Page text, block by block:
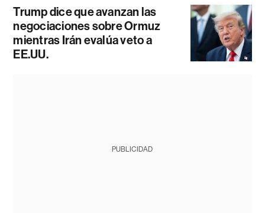
Trump dice que avanzan las
negociaciones sobre Ormuz
mientras Irán evalúa veto a
EE.UU.
PUBLICIDAD